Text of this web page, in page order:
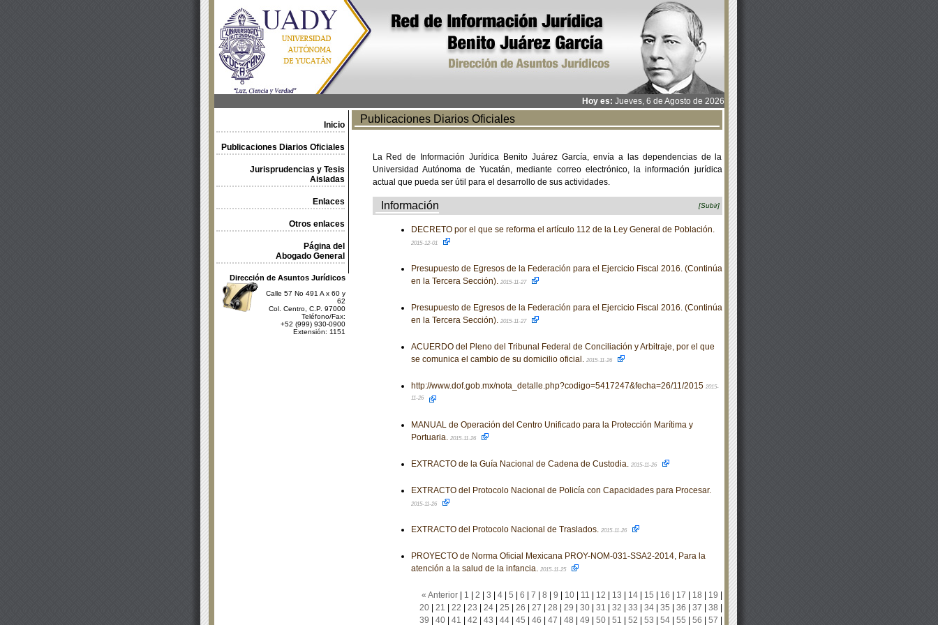
Hoy es: Jueves, 6 de Agosto de 2026
Inicio
Publicaciones Diarios Oficiales
Jurisprudencias y Tesis
Aisladas
Enlaces
Otros enlaces
Página del
Abogado General
Dirección de Asuntos Jurídicos
Calle 57 No 491 A x 60 y
62
Col. Centro, C.P. 97000
Teléfono/Fax:
+52 (999) 930-0900
Extensión: 1151
Publicaciones Diarios Oficiales
La Red de Información Jurídica Benito Juárez García, envía a las dependencias de la
Universidad Autónoma de Yucatán, mediante correo electrónico, la información jurídica
actual que pueda ser útil para el desarrollo de sus actividades.
Información [Subir]
DECRETO por el que se reforma el artículo 112 de la Ley General de Población.
2015-12-01
Presupuesto de Egresos de la Federación para el Ejercicio Fiscal 2016. (Continúa
en la Tercera Sección). 2015-11-27
Presupuesto de Egresos de la Federación para el Ejercicio Fiscal 2016. (Continúa
en la Tercera Sección). 2015-11-27
ACUERDO del Pleno del Tribunal Federal de Conciliación y Arbitraje, por el que
se comunica el cambio de su domicilio oficial. 2015-11-26
http://www.dof.gob.mx/nota_detalle.php?codigo=5417247&fecha=26/11/2015 2015-
11-26
MANUAL de Operación del Centro Unificado para la Protección Marítima y
Portuaria. 2015-11-26
EXTRACTO de la Guía Nacional de Cadena de Custodia. 2015-11-26
EXTRACTO del Protocolo Nacional de Policía con Capacidades para Procesar.
2015-11-26
EXTRACTO del Protocolo Nacional de Traslados. 2015-11-26
PROYECTO de Norma Oficial Mexicana PROY-NOM-031-SSA2-2014, Para la
atención a la salud de la infancia. 2015-11-25
« Anterior| 1 2 3 4| 5 6 7 8 9 10| 11 12 13 14| 15 16 17 18 19
20| 21 22 23 24| 25 26 27 28 29 30| 31 32 33 34| 35 36 37 38
39
40| 41 42 43 44| 45 46 47 48 49 50| 51 52 53 54| 55 56 57